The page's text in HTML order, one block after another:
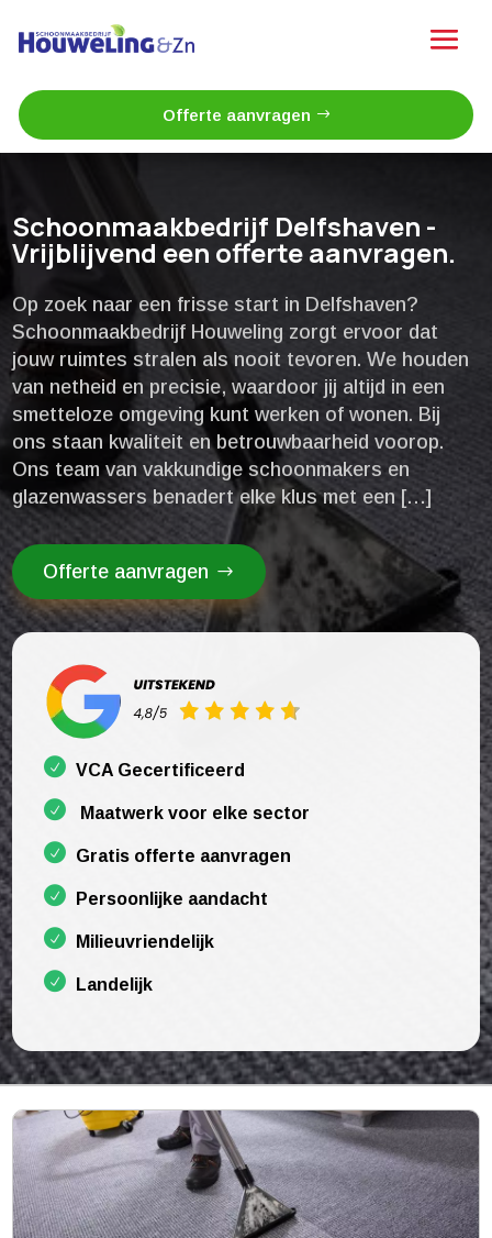
Offerte aanvragen
Schoonmaakbedrijf Delfshaven -
Vrijblijvend een offerte aanvragen.
Op zoek naar een frisse start in Delfshaven?
Schoonmaakbedrijf Houweling zorgt ervoor dat
jouw ruimtes stralen als nooit tevoren.​ We houden
van netheid en precisie, waardoor jij altijd in een
smetteloze omgeving kunt werken of wonen.​ Bij
ons staan kwaliteit en betrouwbaarheid voorop.​
Ons team van vakkundige schoonmakers en
glazenwassers benadert elke klus met een […]
Offerte aanvragen
VCA Gecertificeerd
Maatwerk voor elke sector
Gratis offerte aanvragen
Persoonlijke aandacht
Milieuvriendelijk
Landelijk